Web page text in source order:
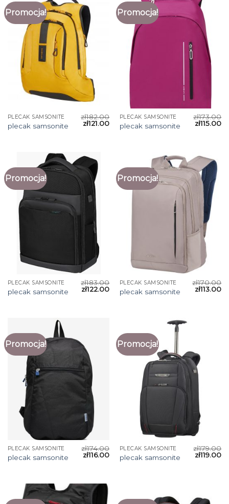
Promocja!
PLECAK SAMSONITE
plecak samsonite
zł182.00
zł121.00
Promocja!
PLECAK SAMSONITE
plecak samsonite
zł173.00
zł115.00
Promocja!
PLECAK SAMSONITE
plecak samsonite
zł183.00
zł122.00
Promocja!
PLECAK SAMSONITE
plecak samsonite
zł170.00
zł113.00
Promocja!
PLECAK SAMSONITE
plecak samsonite
zł174.00
zł116.00
Promocja!
PLECAK SAMSONITE
plecak samsonite
zł179.00
zł119.00